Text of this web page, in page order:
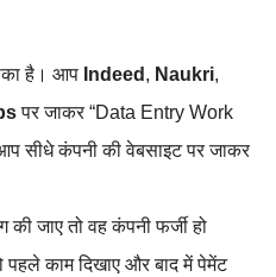
है। आप Indeed , Naukri,
पर जाकर “Data Entry Work
सीधे कंपनी की वेबसाइट पर जाकर
जाए तो वह कंपनी फर्जी हो
पहले काम दिखाए और बाद में पेमेंट